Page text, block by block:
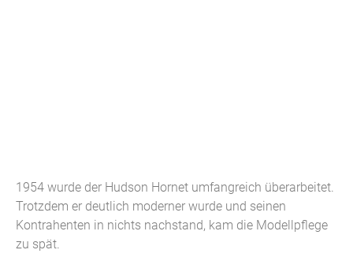
1954 wurde der Hudson Hornet umfangreich überarbeitet.
Trotzdem er deutlich moderner wurde und seinen
Kontrahenten in nichts nachstand, kam die Modellpflege
zu spät.